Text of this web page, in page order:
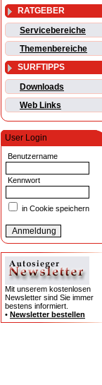
RATGEBER
Servicebereiche
Themenbereiche
SURFTIPPS
Downloads
Web Links
User Login
Benutzername
Kennwort
in Cookie speichern
Mit unserem kostenlosen
Newsletter sind Sie immer
bestens informiert.
• Newsletter bestellen